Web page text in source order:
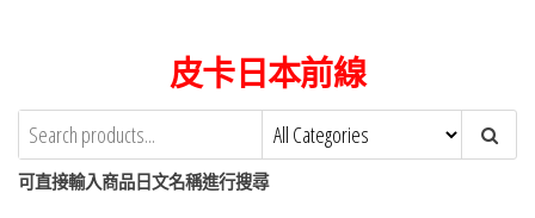
content
皮卡日本前線
可直接輸入商品日文名稱進行搜尋